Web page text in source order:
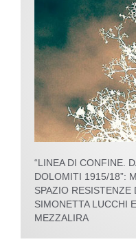
“LINEA DI CONFINE.
DOLOMITI 1915/18”:
SPAZIO RESISTENZE
SIMONETTA LUCCHI
MEZZALIRA